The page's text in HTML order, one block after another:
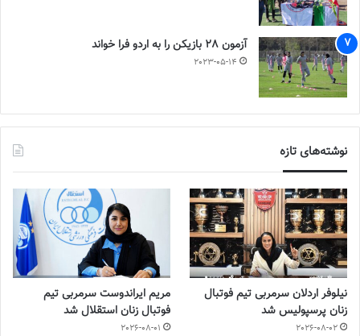
آزمون 28 بازیکن را به اردو فرا خواند
2023-05-14
نوشته‌های تازه
نیلوفر اردلان سرمربی تیم فوتبال
زنان پرسپولیس شد
2026-08-02
مریم ایراندوست سرمربی تیم
فوتبال زنان استقلال شد
2026-08-01